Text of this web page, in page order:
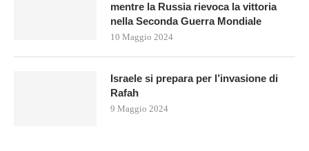
mentre la Russia rievoca la vittoria
nella Seconda Guerra Mondiale
10 Maggio 2024
Israele si prepara per l’invasione di
Rafah
9 Maggio 2024